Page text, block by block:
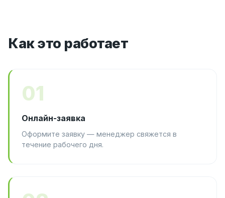
Как это работает
01
Онлайн-заявка
Оформите заявку — менеджер свяжется в
течение рабочего дня.